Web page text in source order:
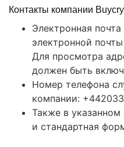
Контакты компании
Электронная
электронной
Для просмотра
должен быть
Номер телефона
компании:
Также в указанном
и стандартная